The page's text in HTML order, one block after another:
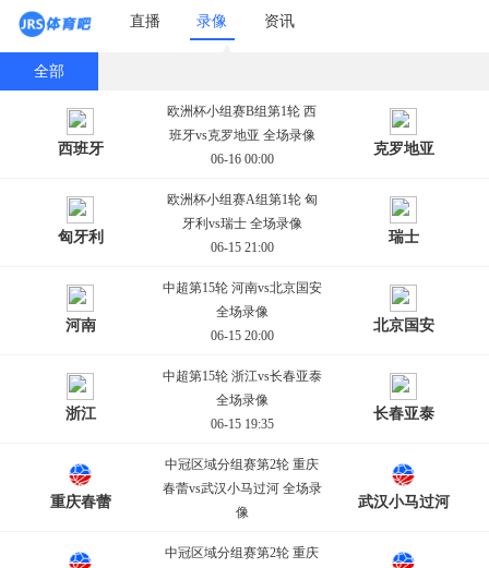
直播 录像 资讯
全部
西班牙
欧洲杯小组赛B组第1轮 西
班牙vs克罗地亚 全场录像
06-16 00:00
克罗地亚
匈牙利
欧洲杯小组赛A组第1轮 匈
牙利vs瑞士 全场录像
06-15 21:00
瑞士
河南
中超第15轮 河南vs北京国安
全场录像
06-15 20:00
北京国安
浙江
中超第15轮 浙江vs长春亚泰
全场录像
06-15 19:35
长春亚泰
重庆春蕾
中冠区域分组赛第2轮 重庆
春蕾vs武汉小马过河 全场录
像
武汉小马过河
中冠区域分组赛第2轮 重庆